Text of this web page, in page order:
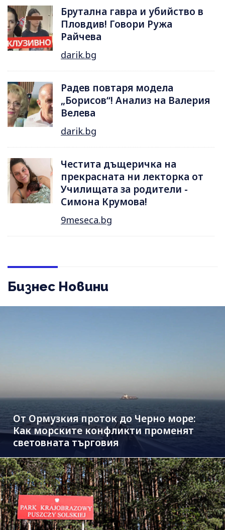
Брутална гавра и убийство в
Пловдив! Говори Ружа
Райчева
darik.bg
Радев повтаря модела
„Борисов“! Анализ на Валерия
Велева
darik.bg
Честита дъщеричка на
прекрасната ни лекторка от
Училищата за родители -
Симона Крумова!
9meseca.bg
Бизнес Новини
От Ормузкия проток до Черно море:
Как морските конфликти променят
световната търговия